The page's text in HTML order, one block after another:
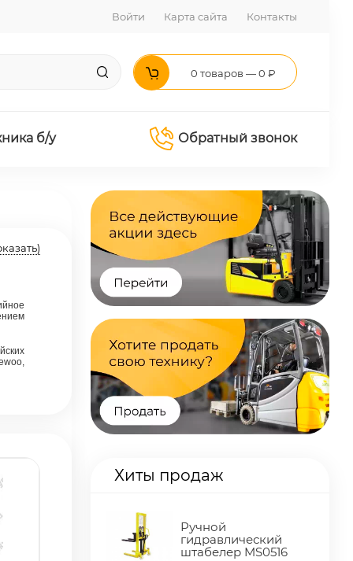
Войти Карта сайта Контакты
0 товаров — 0 ₽
б/у Обратный звонок
Хиты продаж
Ручной
гидравлический
штабелер MS0516